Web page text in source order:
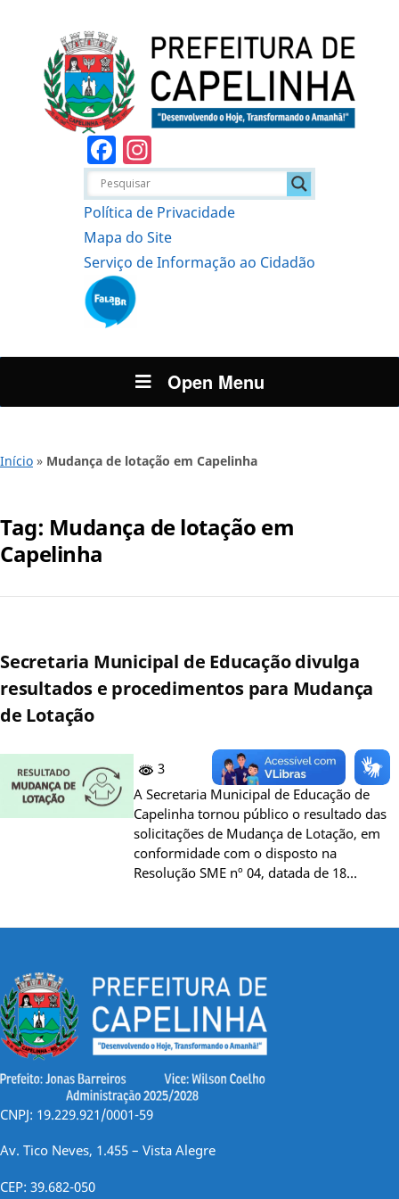
Facebook
Política de Privacidade
Mapa do Site
Serviço de Informação ao Cidadão
Open Menu
Início » Mudança de lotação em Capelinha
Tag: Mudança de lotação em
Capelinha
Secretaria Municipal de Educação divulga
resultados e procedimentos para Mudança
de Lotação
3
A Secretaria Municipal de Educação de
Capelinha tornou público o resultado das
solicitações de Mudança de Lotação, em
conformidade com o disposto na
Resolução SME nº 04, datada de 18…
CNPJ: 19.229.921/0001-59
Av. Tico Neves, 1.455 – Vista Alegre
CEP: 39.682-050